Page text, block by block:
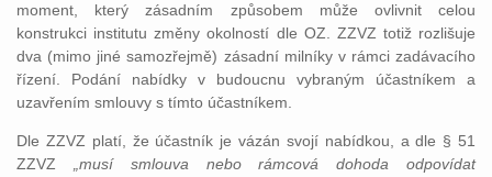
moment, který zásadním způsobem může ovlivnit celou
konstrukci institutu změny okolností dle OZ. ZZVZ totiž rozlišuje
dva (mimo jiné samozřejmě) zásadní milníky v rámci zadávacího
řízení. Podání nabídky v budoucnu vybraným účastníkem a
uzavřením smlouvy s tímto účastníkem.
Dle ZZVZ platí, že účastník je vázán svojí nabídkou, a dle § 51
ZZVZ
„musí smlouva nebo rámcová dohoda odpovídat